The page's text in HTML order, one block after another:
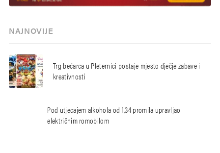
NAJNOVIJE
Trg bećarca u Pleternici postaje mjesto dječje zabave i
kreativnosti
Pod utjecajem alkohola od 1,34 promila upravljao
električnim romobilom